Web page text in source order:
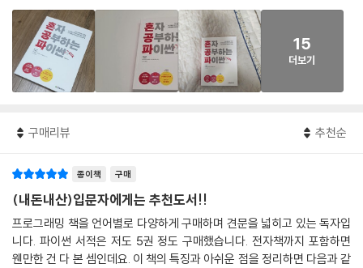
15
더보기
구매리뷰 추천순
종이책 구매
(내돈내산)입문자에게는 추천도서!!
프로그래밍 책을 언어별로 다양하게 구매하며 견문을 넓히고 있는 독자입
니다. 파이썬 서적은 저도 5권 정도 구매했습니다. 전자책까지 포함하면
웬만한 건 다 본 셈인데요. 이 책의 특징과 아쉬운 점을 정리하면 다음과 같